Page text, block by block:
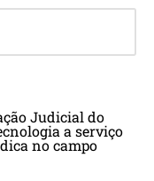
Judicial do
a serviço
no campo